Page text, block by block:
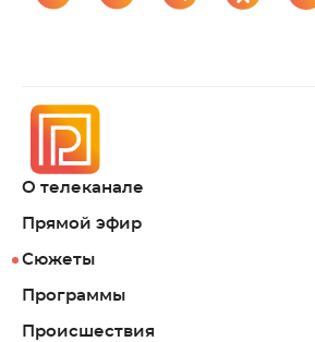
О телеканале
Прямой эфир
Сюжеты
Программы
Происшествия